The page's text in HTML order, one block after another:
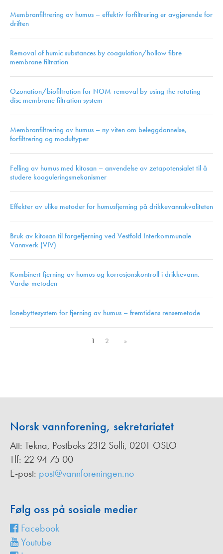
Membranfiltrering av humus – effektiv forfiltrering er avgjørende for
driften
Removal of humic substances by coagulation/hollow fibre
membrane filtration
Ozonation/biofiltration for NOM-removal by using the rotating
disc membrane filtration system
Membranfiltrering av humus – ny viten om beleggdannelse,
forfiltrering og modultyper
Felling av humus med kitosan – anvendelse av zetapotensialet til å
studere koaguleringsmekanismer
Effekter av ulike metoder for humusfjerning på drikkevannskvaliteten
Bruk av kitosan til fargefjerning ved Vestfold Interkommunale
Vannverk (VIV)
Kombinert fjerning av humus og korrosjonskontroll i drikkevann.
Vardø-metoden
Ionebyttesystem for fjerning av humus – fremtidens rensemetode
1 2 »
Norsk vannforening, sekretariatet
Att: Tekna, Postboks 2312 Solli, 0201 OSLO
Tlf: 22 94 75 00
E-post: post@vannforeningen.no
Følg oss på sosiale medier
Facebook
Youtube